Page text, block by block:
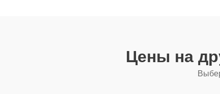
Цены на